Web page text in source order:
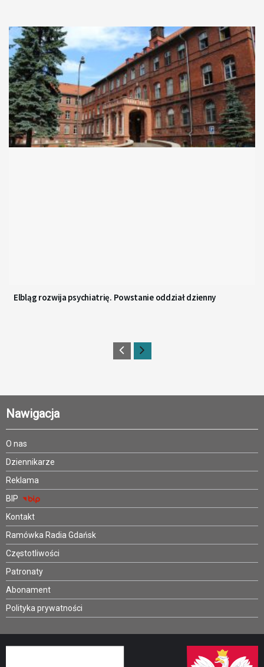
Elbląg rozwija psychiatrię. Powstanie oddział dzienny
Nawigacja
O nas
Dziennikarze
Reklama
BIP
Kontakt
Ramówka Radia Gdańsk
Częstotliwości
Patronaty
Abonament
Polityka prywatności